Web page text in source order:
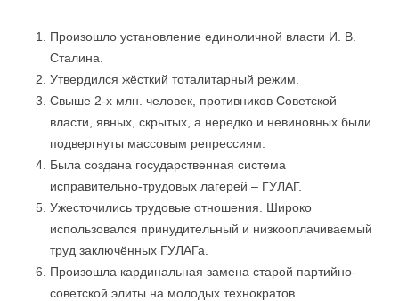
Произошло установление единоличной власти И. В.
Сталина.
Утвердился жёсткий тоталитарный режим.
Свыше 2-х млн. человек, противников Советской
власти, явных, скрытых, а нередко и невиновных были
подвергнуты массовым репрессиям.
Была создана государственная система
исправительно-трудовых лагерей – ГУЛАГ.
Ужесточились трудовые отношения. Широко
использовался принудительный и низкооплачиваемый
труд заключённых ГУЛАГа.
Произошла кардинальная замена старой партийно-
советской элиты на молодых технократов.